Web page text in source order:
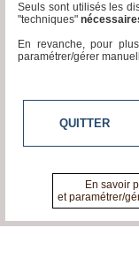
Inscription
annuaire
pro
Seuls sont utilisés les
"techniques"
En revanche, pour
paramétrer/gérer
QUITTER
En savoir
et paramétrer/